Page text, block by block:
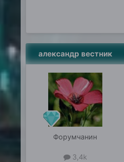
александр вестник
Форумчанин
3,4k